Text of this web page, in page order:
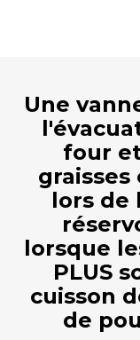
Une
four
lors de
lorsque
PLUS
cuisson
de